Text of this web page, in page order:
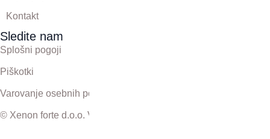
Kontakt
Sledite nam
Splošni pogoji
Piškotki
Varovanje osebnih podatkov
© Xenon forte d.o.o. Vse pravice pridržane.